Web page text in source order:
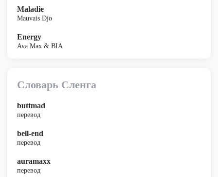
Maladie
Mauvais Djo
Energy
Ava Max & BIA
Словарь Сленга
buttmad
перевод
bell-end
перевод
auramaxx
перевод